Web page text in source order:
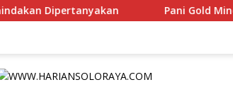
Pani Gold Mine Ajak Pelajar Marisa Jaga